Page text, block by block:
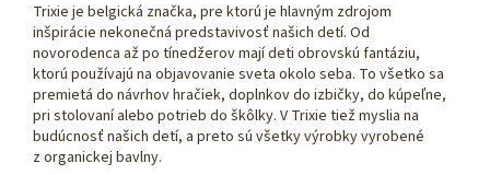
Trixie je belgická značka, pre ktorú je hlavným zdrojom
inšpirácie nekonečná predstavivosť našich detí. Od
novorodenca až po tínedžerov mají deti obrovskú fantáziu,
ktorú používajú na objavovanie sveta okolo seba. To všetko sa
premietá do návrhov hračiek, doplnkov do izbičky, do kúpeľne,
pri stolovaní alebo potrieb do škôlky. V Trixie tiež myslia na
budúcnosť našich detí, a preto sú všetky výrobky vyrobené
z organickej bavlny.